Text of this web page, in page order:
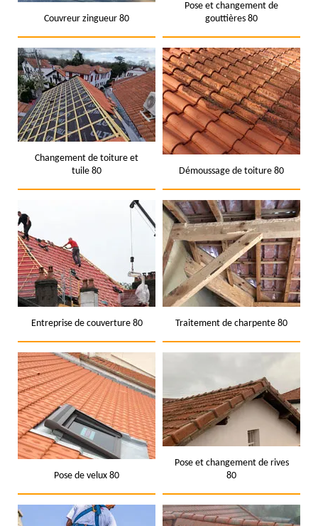
Couvreur zingueur 80
Pose et changement de
gouttières 80
Changement de toiture et
tuile 80
Démoussage de toiture 80
Entreprise de couverture 80 Traitement de charpente 80
Pose de velux 80
Pose et changement de rives
80